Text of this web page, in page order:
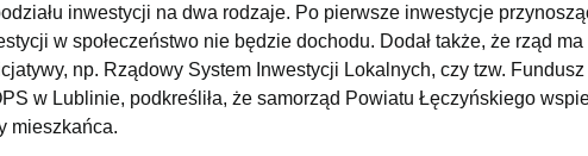
inwestycji na dwa rodzaje. Po pierwsze inwestycje
w społeczeństwo nie będzie dochodu. Dodał także, że rząd
np. Rządowy System Inwestycji Lokalnych, czy tzw.
w Lublinie, podkreśliła, że samorząd Powiatu Łęczyńskiego
mieszkańca.